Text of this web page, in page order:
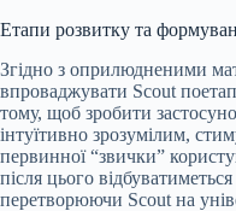
Етапи розвитку та
Згідно з оприлюдненими
впроваджувати Scout
тому, щоб зробити
інтуїтивно зрозумілим,
первинної “звички”
після цього
перетворюючи Scout на